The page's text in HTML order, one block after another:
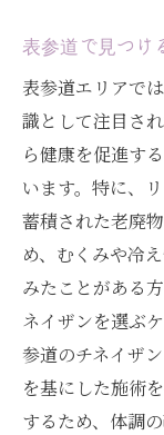
表参道で見つけ
表参道エリアで
識として注目さ
ら健康を促進す
います。特に、
蓄積された老廃
め、むくみや冷
みたことがある
ネイザンを選ぶ
参道のチネイザ
を基にした施術
するため、体調